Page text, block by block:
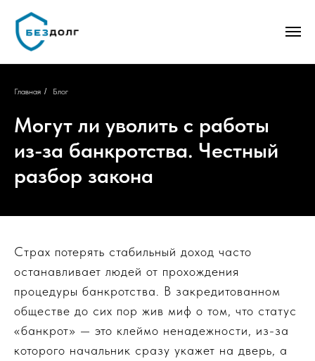
Главная / Блог
Могут ли уволить с работы
из-за банкротства. Честный
разбор закона
Страх потерять стабильный доход часто
останавливает людей от прохождения
процедуры банкротства. В закредитованном
обществе до сих пор жив миф о том, что статус
«банкрот» — это клеймо ненадежности, из-за
которого начальник сразу укажет на дверь, а